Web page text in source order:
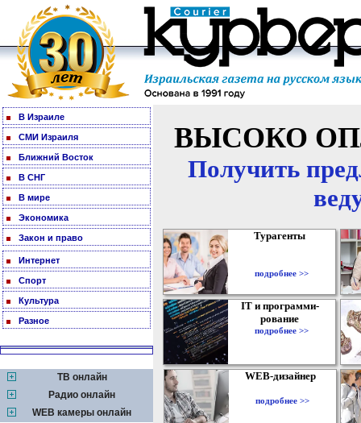
В Израиле
СМИ Израиля
Ближний Восток
В СНГ
В мире
Экономика
Закон и право
Интернет
Спорт
Культура
Разное
ТВ онлайн
Радио онлайн
WEB камеры онлайн
ВЫСОКО
Получить
Турагенты
подробнее >>
IT и программи-
рование
подробнее >>
WEB-дизайнер
подробнее >>